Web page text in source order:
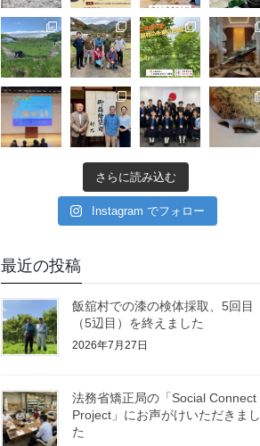
さらに読み込む
Instagram でフォロー
最近の投稿
飯舘村での漆の検体採取、5回目
（5辺目）を終えました
2026年7月27日
法務省矯正局の「Social Connect
Project」にお声がけいただきまし
た